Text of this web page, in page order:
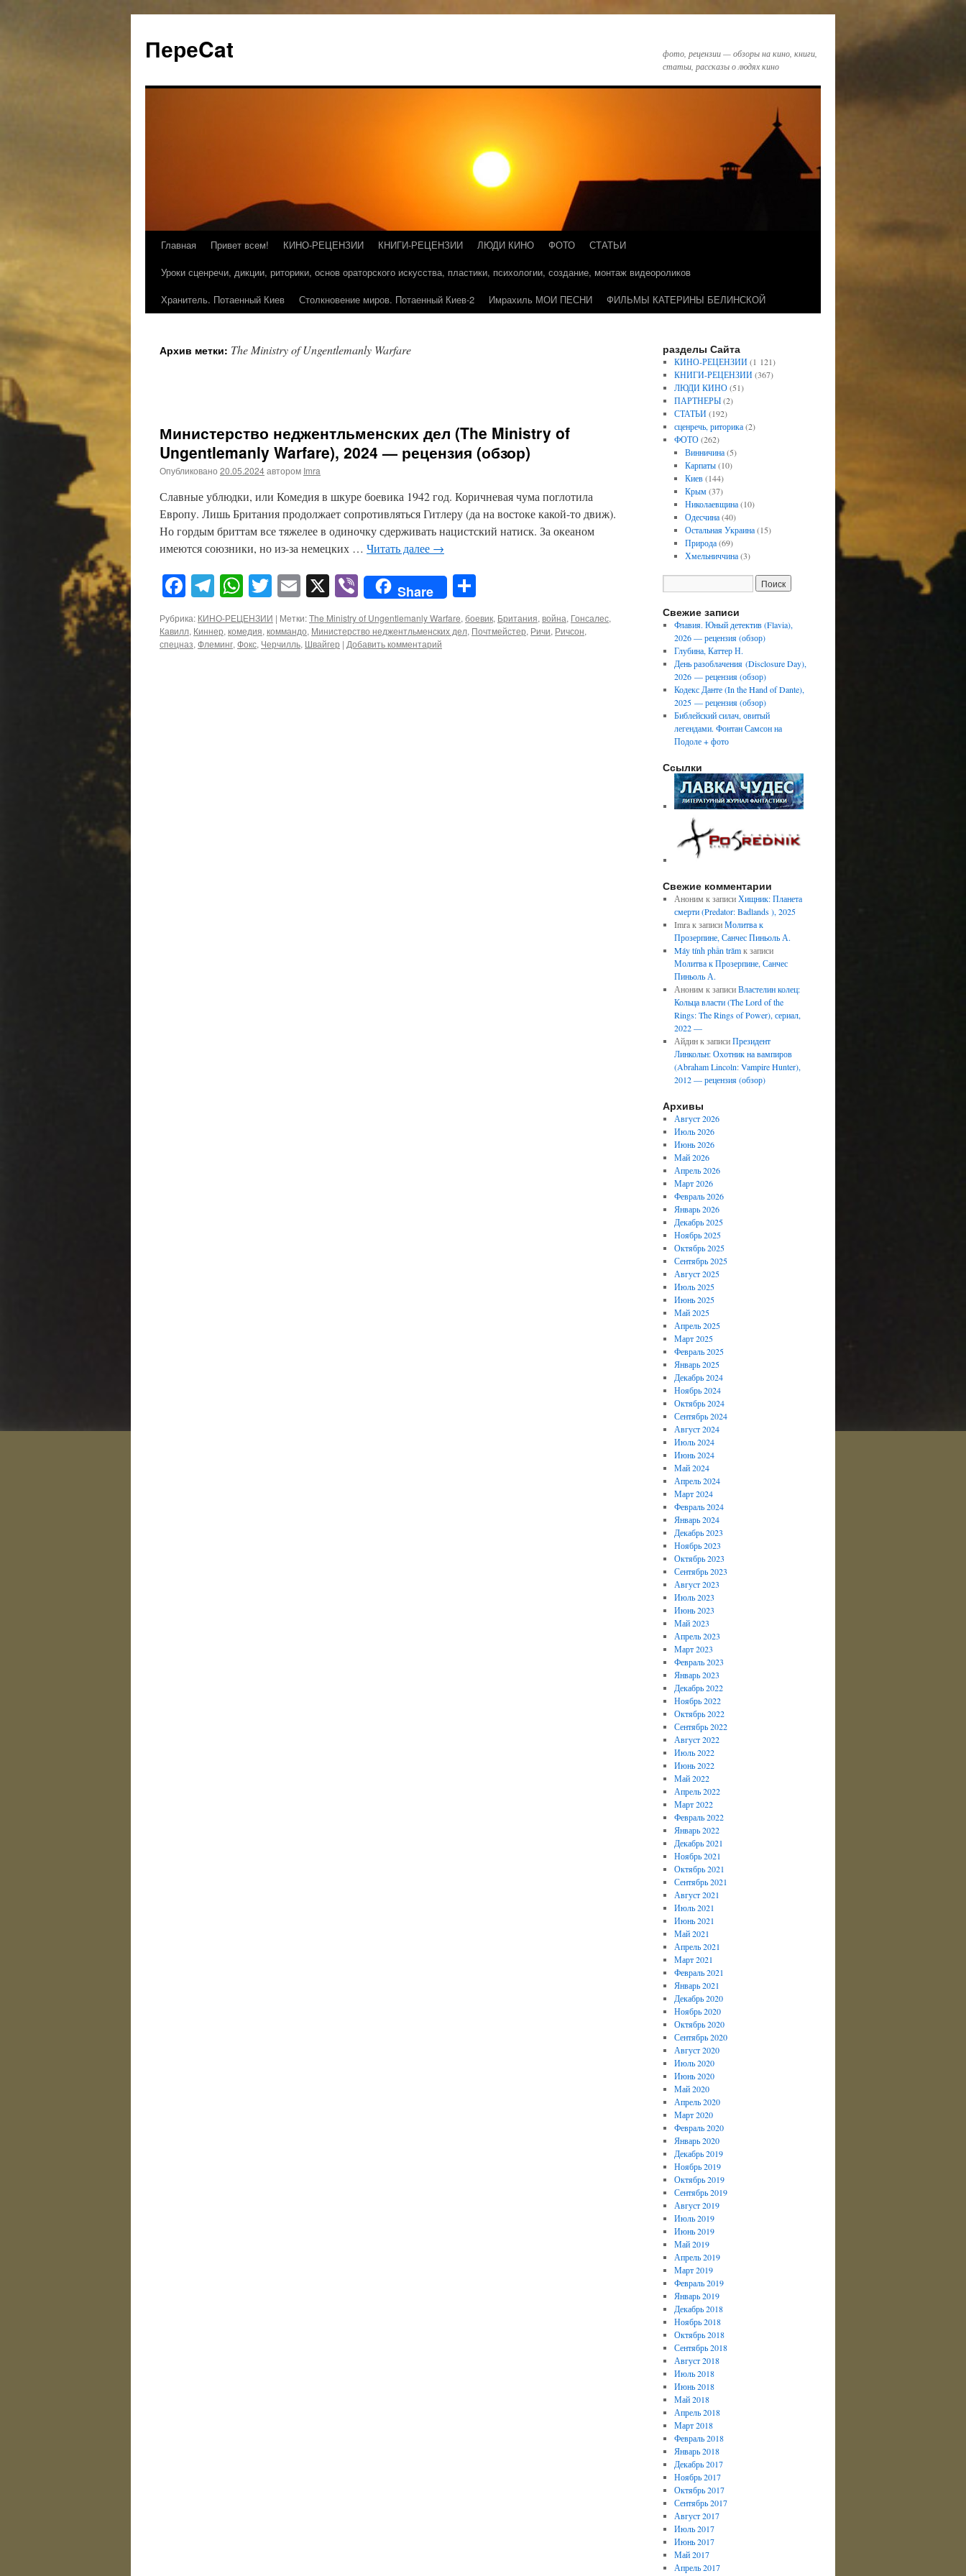
ПереCat
фото, рецензии — обзоры на кино, книги,
статьи, рассказы о людях кино
Главная Привет всем! КИНО-РЕЦЕНЗИИ КНИГИ-РЕЦЕНЗИИ ЛЮДИ КИНО ФОТО
СТАТЬИ
Уроки сценречи, дикции, риторики, основ ораторского искусства, пластики, психологии, создание, монтаж видеороликов
Хранитель. Потаенный Киев
Столкновение миров. Потаенный Киев-2 Имрахиль МОИ ПЕСНИ ФИЛЬМЫ КАТЕРИНЫ БЕЛИНСКОЙ
Архив метки: The Ministry of Ungentlemanly Warfare
Министерство неджентльменских дел (The Ministry of
Ungentlemanly Warfare), 2024 — рецензия (обзор)
Опубликовано 20.05.2024автором Imra
Славные ублюдки, или Комедия в шкуре боевика 1942 год. Коричневая чума поглотила
Европу. Лишь Британия продолжает сопротивляться Гитлеру (да на востоке какой-то движ).
Но гордым бриттам все тяжелее в одиночку сдерживать нацистский натиск. За океаном
имеются союзники, но из-за немецких … Читать далее →
Facebook
Telegram
WhatsApp
Twitter
Email
X ViberShare
Рубрика: КИНО-РЕЦЕНЗИИ | Метки:The Ministry of Ungentlemanly Warfare,боевик, Британия,война, Гонсалес,
Кавилл, Киннер,комедия,коммандо, Министерство неджентльменских дел, Почтмейстер, Ричи, Ричсон,
спецназ,Флеминг,Фокс, Черчилль, Швайгер | Добавить комментарий
разделы Сайта
КИНО-РЕЦЕНЗИИ(1 121)
КНИГИ-РЕЦЕНЗИИ(367)
ЛЮДИ КИНО(51)
ПАРТНЕРЫ(2)
СТАТЬИ(192)
сценречь, риторика(2)
ФОТО(262)
Винничина(5)
Карпаты(10)
Киев(144)
Крым(37)
Николаевщина(10)
Одесчина(40)
Остальная Украина(15)
Природа(69)
Хмельниччина(3)
Свежие записи
Флавия. Юный детектив (Flavia),
2026 — рецензия (обзор)
Глубина, Каттер Н.
День разоблачения (Disclosure Day),
2026 — рецензия (обзор)
Кодекс Данте (In the Hand of Dante),
2025 — рецензия (обзор)
Библейский силач, овитый
легендами. Фонтан Самсон на
Подоле + фото
Ссылки
Свежие комментарии
Аноним к записиХищник: Планета
смерти (Predator: Badlands ), 2025
Imraк записиМолитва к
Прозерпине, Санчес Пиньоль А.
Máy tính phần trămк записи
Молитва к Прозерпине, Санчес
Пиньоль А.
Аноним к записиВластелин колец:
Кольца власти (The Lord of the
Rings: The Rings of Power), сериал,
2022 —
Айдинк записиПрезидент
Линкольн: Охотник на вампиров
(Abraham Lincoln: Vampire Hunter),
2012 — рецензия (обзор)
Архивы
Август 2026
Июль 2026
Июнь 2026
Май 2026
Апрель 2026
Март 2026
Февраль 2026
Январь 2026
Декабрь 2025
Ноябрь 2025
Октябрь 2025
Сентябрь 2025
Август 2025
Июль 2025
Июнь 2025
Май 2025
Апрель 2025
Март 2025
Февраль 2025
Январь 2025
Декабрь 2024
Ноябрь 2024
Октябрь 2024
Сентябрь 2024
Август 2024
Июль 2024
Июнь 2024
Май 2024
Апрель 2024
Март 2024
Февраль 2024
Январь 2024
Декабрь 2023
Ноябрь 2023
Октябрь 2023
Сентябрь 2023
Август 2023
Июль 2023
Июнь 2023
Май 2023
Апрель 2023
Март 2023
Февраль 2023
Январь 2023
Декабрь 2022
Ноябрь 2022
Октябрь 2022
Сентябрь 2022
Август 2022
Июль 2022
Июнь 2022
Май 2022
Апрель 2022
Март 2022
Февраль 2022
Январь 2022
Декабрь 2021
Ноябрь 2021
Октябрь 2021
Сентябрь 2021
Август 2021
Июль 2021
Июнь 2021
Май 2021
Апрель 2021
Март 2021
Февраль 2021
Январь 2021
Декабрь 2020
Ноябрь 2020
Октябрь 2020
Сентябрь 2020
Август 2020
Июль 2020
Июнь 2020
Май 2020
Апрель 2020
Март 2020
Февраль 2020
Январь 2020
Декабрь 2019
Ноябрь 2019
Октябрь 2019
Сентябрь 2019
Август 2019
Июль 2019
Июнь 2019
Май 2019
Апрель 2019
Март 2019
Февраль 2019
Январь 2019
Декабрь 2018
Ноябрь 2018
Октябрь 2018
Сентябрь 2018
Август 2018
Июль 2018
Июнь 2018
Май 2018
Апрель 2018
Март 2018
Февраль 2018
Январь 2018
Декабрь 2017
Ноябрь 2017
Октябрь 2017
Сентябрь 2017
Август 2017
Июль 2017
Июнь 2017
Май 2017
Апрель 2017